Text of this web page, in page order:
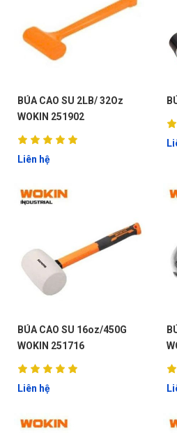
BÚA CAO SU 2LB/ 32Oz
WOKIN 251902
Liên hệ
BÚA CAO SU 16oz/450G
WOKIN 251716
Liên hệ